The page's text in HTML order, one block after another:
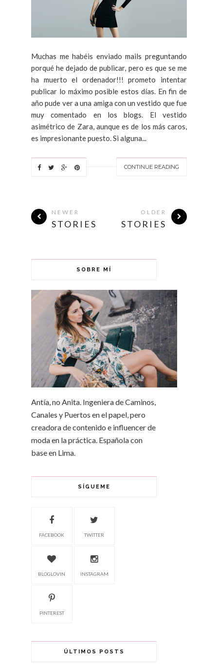
Muchas me habéis enviado mails preguntando
porqué he dejado de publicar, pero es que se me
ha muerto el ordenador!!! prometo intentar
publicar lo máximo posible estos días. En fin de
año pude ver a una amiga con un vestido que fue
muy comentado en los blogs. El vestido
asimétrico de Zara, aunque es de los más caros,
es impresionante puesto. Si alguna...
CONTINUE READING
NEWER
STORIES
OLDER
STORIES
SOBRE MÍ
Antía, no Anita. Ingeniera de Caminos,
Canales y Puertos en el papel, pero
creadora de contenido e influencer de
moda en la práctica. Española con
base en Lima.
SÍGUEME
FACEBOOK TWITTER
BLOGLOVIN INSTAGRAM
PINTEREST
ÚLTIMOS POSTS